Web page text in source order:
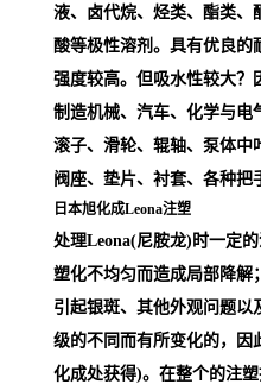
液、卤代烷、烃类、酯类、
酸等极性溶剂。具有优良的
强度较高。但吸水性较大？
制造机械、汽车、化学与电
滚子、滑轮、辊轴、泵体中
阀座、垫片、衬套、各种把
日本旭化成Leona注塑
处理Leona(尼胺龙)时一定
塑化不均匀而造成局部降解
引起银斑、其他外观问题以
级的不同而有所变化的，因
化成处获得)。在整个的注